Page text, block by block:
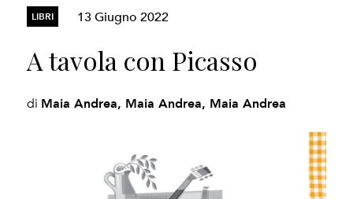
LIBRI 13 Giugno 2022
A tavola con Picasso
di Maia Andrea, Maia Andrea, Maia Andrea